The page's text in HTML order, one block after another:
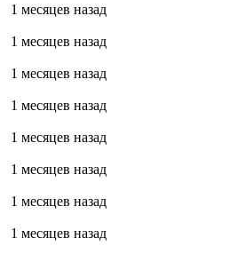
1 месяцев назад
1 месяцев назад
1 месяцев назад
1 месяцев назад
1 месяцев назад
1 месяцев назад
1 месяцев назад
1 месяцев назад